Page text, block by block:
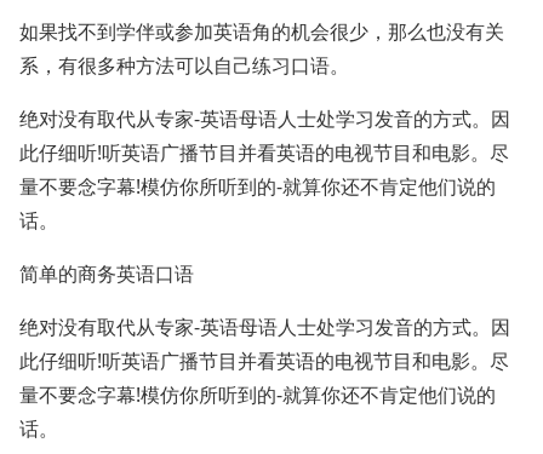
如果找不到学伴或参加英语角的机会很少，那么也没有关
系，有很多种方法可以自己练习口语。
绝对没有取代从专家-英语母语人士处学习发音的方式。因
此仔细听!听英语广播节目并看英语的电视节目和电影。尽
量不要念字幕!模仿你所听到的-就算你还不肯定他们说的
话。
简单的商务英语口语
绝对没有取代从专家-英语母语人士处学习发音的方式。因
此仔细听!听英语广播节目并看英语的电视节目和电影。尽
量不要念字幕!模仿你所听到的-就算你还不肯定他们说的
话。